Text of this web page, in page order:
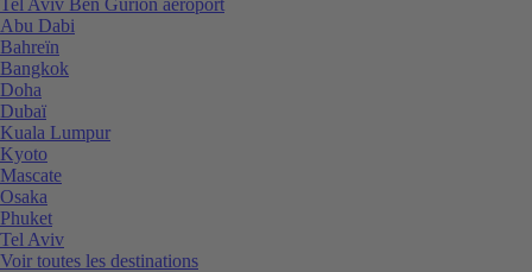
Abu Dabi
Bahreïn
Bangkok
Doha
Dubaï
Kuala Lumpur
Kyoto
Mascate
Osaka
Phuket
Tel Aviv
Voir toutes les destinations